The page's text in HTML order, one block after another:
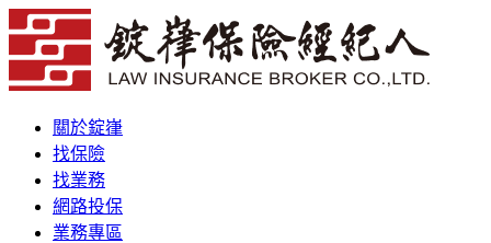
關於錠嵂
找保險
找業務
網路投保
業務專區